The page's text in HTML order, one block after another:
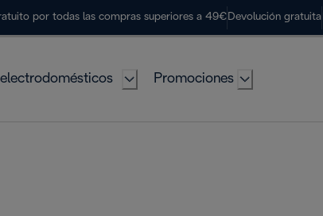
por todas las compras superiores a 49€ Devolución gratuita
Promociones